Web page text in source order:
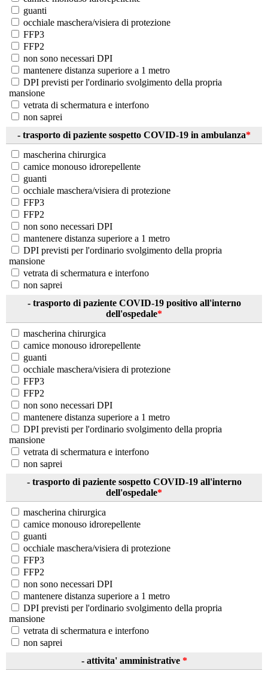
guanti
occhiale maschera/visiera di protezione
FFP3
FFP2
non sono necessari DPI
mantenere distanza superiore a 1 metro
DPI previsti per l'ordinario svolgimento della propria
mansione
vetrata di schermatura e interfono
non saprei
- trasporto di paziente sospetto COVID-19 in ambulanza*
mascherina chirurgica
camice monouso idrorepellente
guanti
occhiale maschera/visiera di protezione
FFP3
FFP2
non sono necessari DPI
mantenere distanza superiore a 1 metro
DPI previsti per l'ordinario svolgimento della propria
mansione
vetrata di schermatura e interfono
non saprei
- trasporto di paziente COVID-19 positivo all'interno
dell'ospedale*
mascherina chirurgica
camice monouso idrorepellente
guanti
occhiale maschera/visiera di protezione
FFP3
FFP2
non sono necessari DPI
mantenere distanza superiore a 1 metro
DPI previsti per l'ordinario svolgimento della propria
mansione
vetrata di schermatura e interfono
non saprei
- trasporto di paziente sospetto COVID-19 all'interno
dell'ospedale*
mascherina chirurgica
camice monouso idrorepellente
guanti
occhiale maschera/visiera di protezione
FFP3
FFP2
non sono necessari DPI
mantenere distanza superiore a 1 metro
DPI previsti per l'ordinario svolgimento della propria
mansione
vetrata di schermatura e interfono
non saprei
- attivita' amministrative *